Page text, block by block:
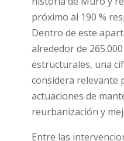
próximo al 190 %
Dentro de este
alrededor de
estructurales, una
considera relevante
actuaciones de
reurbanización y
Entre las